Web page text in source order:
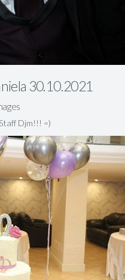
30.10.2021
Djm!!! =)